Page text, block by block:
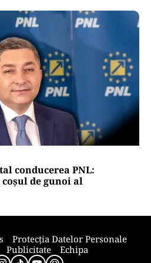
Sălajului, intră în
mai lucrează în șantier